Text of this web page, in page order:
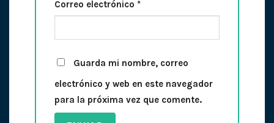
Correo electrónico *
Guarda mi nombre, correo
electrónico y web en este navegador
para la próxima vez que comente.